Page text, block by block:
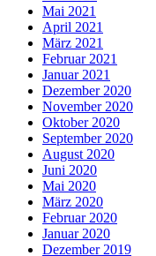
Mai 2021
April 2021
März 2021
Februar 2021
Januar 2021
Dezember 2020
November 2020
Oktober 2020
September 2020
August 2020
Juni 2020
Mai 2020
März 2020
Februar 2020
Januar 2020
Dezember 2019